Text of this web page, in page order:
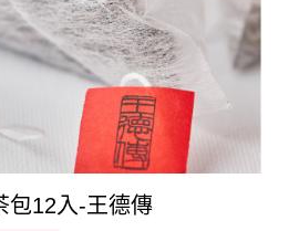
包12入-王德傳